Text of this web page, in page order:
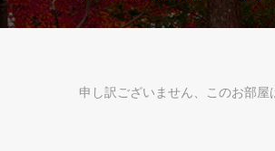
申し訳ございません、このお部屋